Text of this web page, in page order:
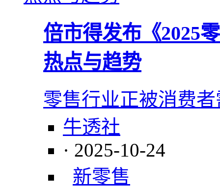
倍市得发布《2025
热点与趋势
零售行业正被消费
牛透社
· 2025-10-24
新零售